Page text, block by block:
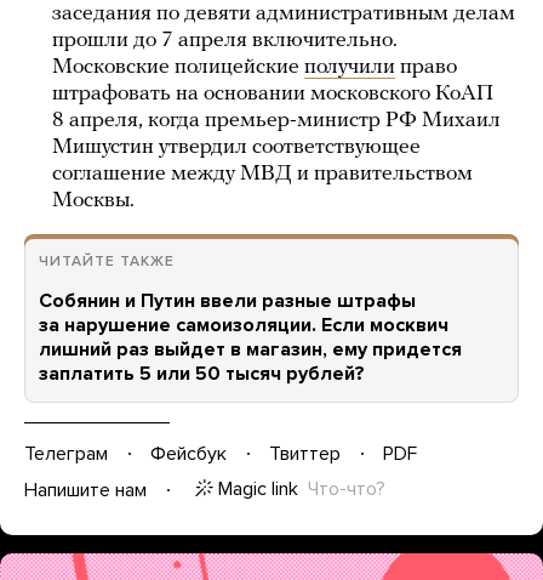
заседания по девяти административным делам
прошли до 7 апреля включительно.
Московские полицейские получили право
штрафовать на основании московского КоАП
8 апреля, когда премьер-министр РФ Михаил
Мишустин утвердил соответствующее
соглашение между МВД и правительством
Москвы.
ЧИТАЙТЕ ТАКЖЕ
Собянин и Путин ввели разные штрафы
за нарушение самоизоляции. Если москвич
лишний раз выйдет в магазин, ему придется
заплатить 5 или 50 тысяч рублей?
Телеграм Фейсбук Твиттер
PDF
Напишите нам
Magic link Что-что?